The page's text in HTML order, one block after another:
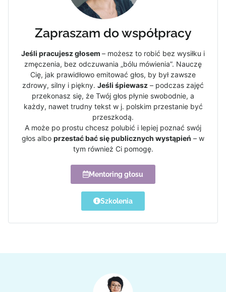
Zapraszam do współpracy
Jeśli pracujesz głosem – możesz to robić bez wysiłku i
zmęczenia, bez odczuwania „bólu mówienia”. Nauczę
Cię, jak prawidłowo emitować głos, by był zawsze
zdrowy, silny i piękny. Jeśli śpiewasz – podczas zajęć
przekonasz się, że Twój głos płynie swobodnie, a
każdy, nawet trudny tekst w j. polskim przestanie być
przeszkodą.
A może po prostu chcesz polubić i lepiej poznać swój
głos albo przestać bać się publicznych wystąpień – w
tym również Ci pomogę.
Mentoring głosu
Szkolenia